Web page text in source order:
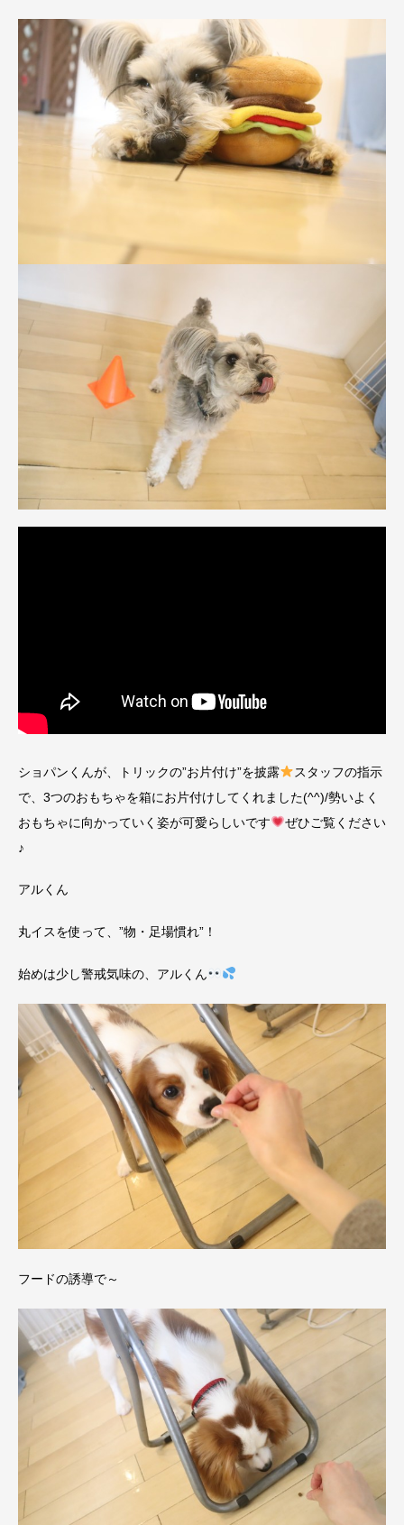
ショパンくんが、トリックの”お片付け”を披露
スタッフの指示
で、3つのおもちゃを箱にお片付けしてくれました(^^)/勢いよく
おもちゃに向かっていく姿が可愛らしいです
ぜひご覧ください
♪
アルくん
丸イスを使って、”物・足場慣れ”！
始めは少し警戒気味の、アルくん
フードの誘導で～